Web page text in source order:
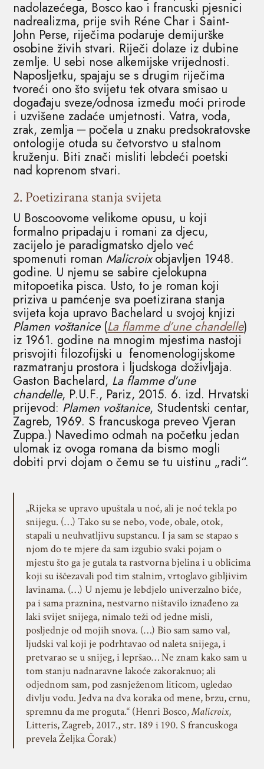
nadolazećega, Bosco kao i francuski pjesnici
nadrealizma, prije svih Réne Char i Saint-
John Perse, riječima podaruje demijurške
osobine živih stvari. Riječi dolaze iz dubine
zemlje. U sebi nose alkemijske vrijednosti.
Naposljetku, spajaju se s drugim riječima
tvoreći ono što svijetu tek otvara smisao u
događaju sveze/odnosa između moći prirode
i uzvišene zadaće umjetnosti. Vatra, voda,
zrak, zemlja ─ počela u znaku predsokratovske
ontologije otuda su četvorstvo u stalnom
kruženju. Biti znači misliti lebdeći poetski
nad koprenom stvari.
2. Poetizirana stanja svijeta
U Boscoovome velikome opusu, u koji
formalno pripadaju i romani za djecu,
zacijelo je paradigmatsko djelo već
spomenuti roman Malicroixobjavljen 1948.
godine. U njemu se sabire cjelokupna
mitopoetika pisca. Usto, to je roman koji
priziva u pamćenje sva poetizirana stanja
svijeta koja upravo Bachelard u svojoj knjizi
Plamen voštanice(La flamme d’une chandelle)
iz 1961. godine na mnogim mjestima nastoji
prisvojiti filozofijski u fenomenologijskome
razmatranju prostora i ljudskoga doživljaja.
Gaston Bachelard, La flamme d’une
chandelle, P.U.F., Pariz, 2015. 6. izd. Hrvatski
prijevod: Plamen voštanice, Studentski centar,
Zagreb, 1969. S francuskoga preveo Vjeran
Zuppa.) Navedimo odmah na početku jedan
ulomak iz ovoga romana da bismo mogli
dobiti prvi dojam o čemu se tu uistinu „radi“.
„Rijeka se upravo upuštala u noć, ali je noć tekla po
snijegu. (…) Tako su se nebo, vode, obale, otok,
stapali u neuhvatljivu supstancu. I ja sam se stapao s
njom do te mjere da sam izgubio svaki pojam o
mjestu što ga je gutala ta rastvorna bjelina i u oblicima
koji su iščezavali pod tim stalnim, vrtoglavo gibljivim
lavinama. (…) U njemu je lebdjelo univerzalno biće,
pa i sama praznina, nestvarno ništavilo iznađeno za
laki svijet snijega, nimalo teži od jedne misli,
posljednje od mojih snova. (…) Bio sam samo val,
ljudski val koji je podrhtavao od naleta snijega, i
pretvarao se u snijeg, i lepršao… Ne znam kako sam u
tom stanju nadnaravne lakoće zakoraknuo; ali
odjednom sam, pod zasnježenom liticom, ugledao
divlju vodu. Jedva na dva koraka od mene, brzu, crnu,
spremnu da me proguta.“ (Henri Bosco,Malicroix,
Litteris, Zagreb, 2017., str. 189 i 190. S francuskoga
prevela Željka Čorak)